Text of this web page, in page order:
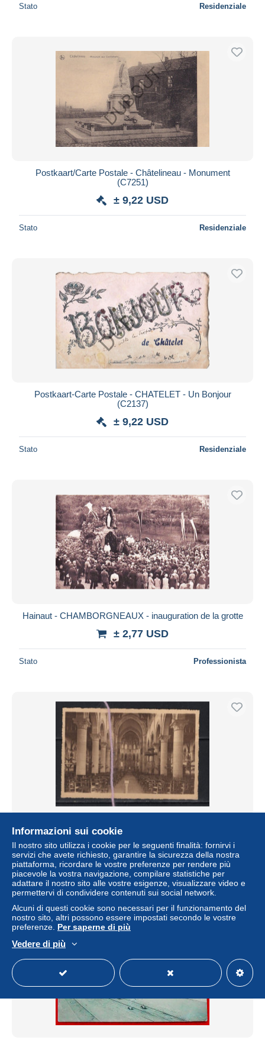
Stato Residenziale
Postkaart/Carte Postale - Châtelineau - Monument
(C7251)
± 9,22 USD
Stato Residenziale
Postkaart-Carte Postale - CHATELET - Un Bonjour
(C2137)
± 9,22 USD
Stato Residenziale
Hainaut - CHAMBORGNEAUX - inauguration de la grotte
± 2,77 USD
Stato Professionista
CHATELET EGLISE PIERRE ET PAUL DETRUITE EN
± 0,58 USD
Stato Residenziale
Informazioni sui cookie
Il nostro sito utilizza i cookie per le seguenti finalità: fornirvi i
servizi che avete richiesto, garantire la sicurezza della nostra
piattaforma, ricordare le vostre preferenze per rendere più
piacevole la vostra navigazione, compilare statistiche per
adattare il nostro sito alle vostre esigenze, visualizzare video e
permettervi di condividere contenuti sui social network.
Alcuni di questi cookie sono necessari per il funzionamento del
nostro sito, altri possono essere impostati secondo le vostre
preferenze. Per saperne di più
Vedere di più